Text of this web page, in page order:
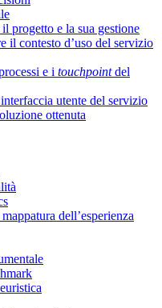
progetto e la sua gestione
il contesto d’uso del servizio
e i touchpointdel
utente del servizio
ottenuta
dell’esperienza